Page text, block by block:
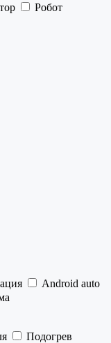
Робот
Android auto
Подогрев